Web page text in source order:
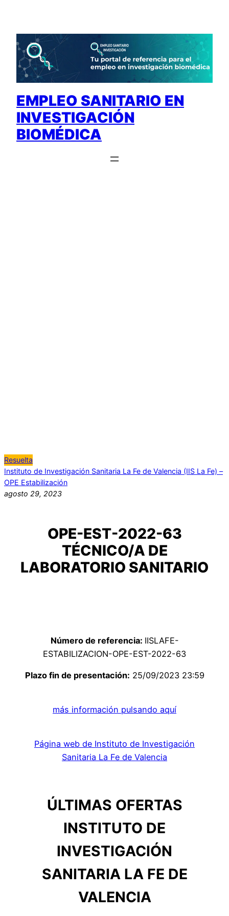
contenido
EMPLEO SANITARIO EN
INVESTIGACIÓN
BIOMÉDICA
Resuelta
Instituto de Investigación Sanitaria La Fe de Valencia (IIS La Fe) –
OPE Estabilización
agosto 29, 2023
OPE-EST-2022-63
TÉCNICO/A DE
LABORATORIO SANITARIO
Número de referencia: IISLAFE-
ESTABILIZACION-OPE-EST-2022-63
Plazo fin de presentación: 25/09/2023 23:59
más información pulsando aquí
Página web de Instituto de Investigación
Sanitaria La Fe de Valencia
ÚLTIMAS OFERTAS
INSTITUTO DE
INVESTIGACIÓN
SANITARIA LA FE DE
VALENCIA